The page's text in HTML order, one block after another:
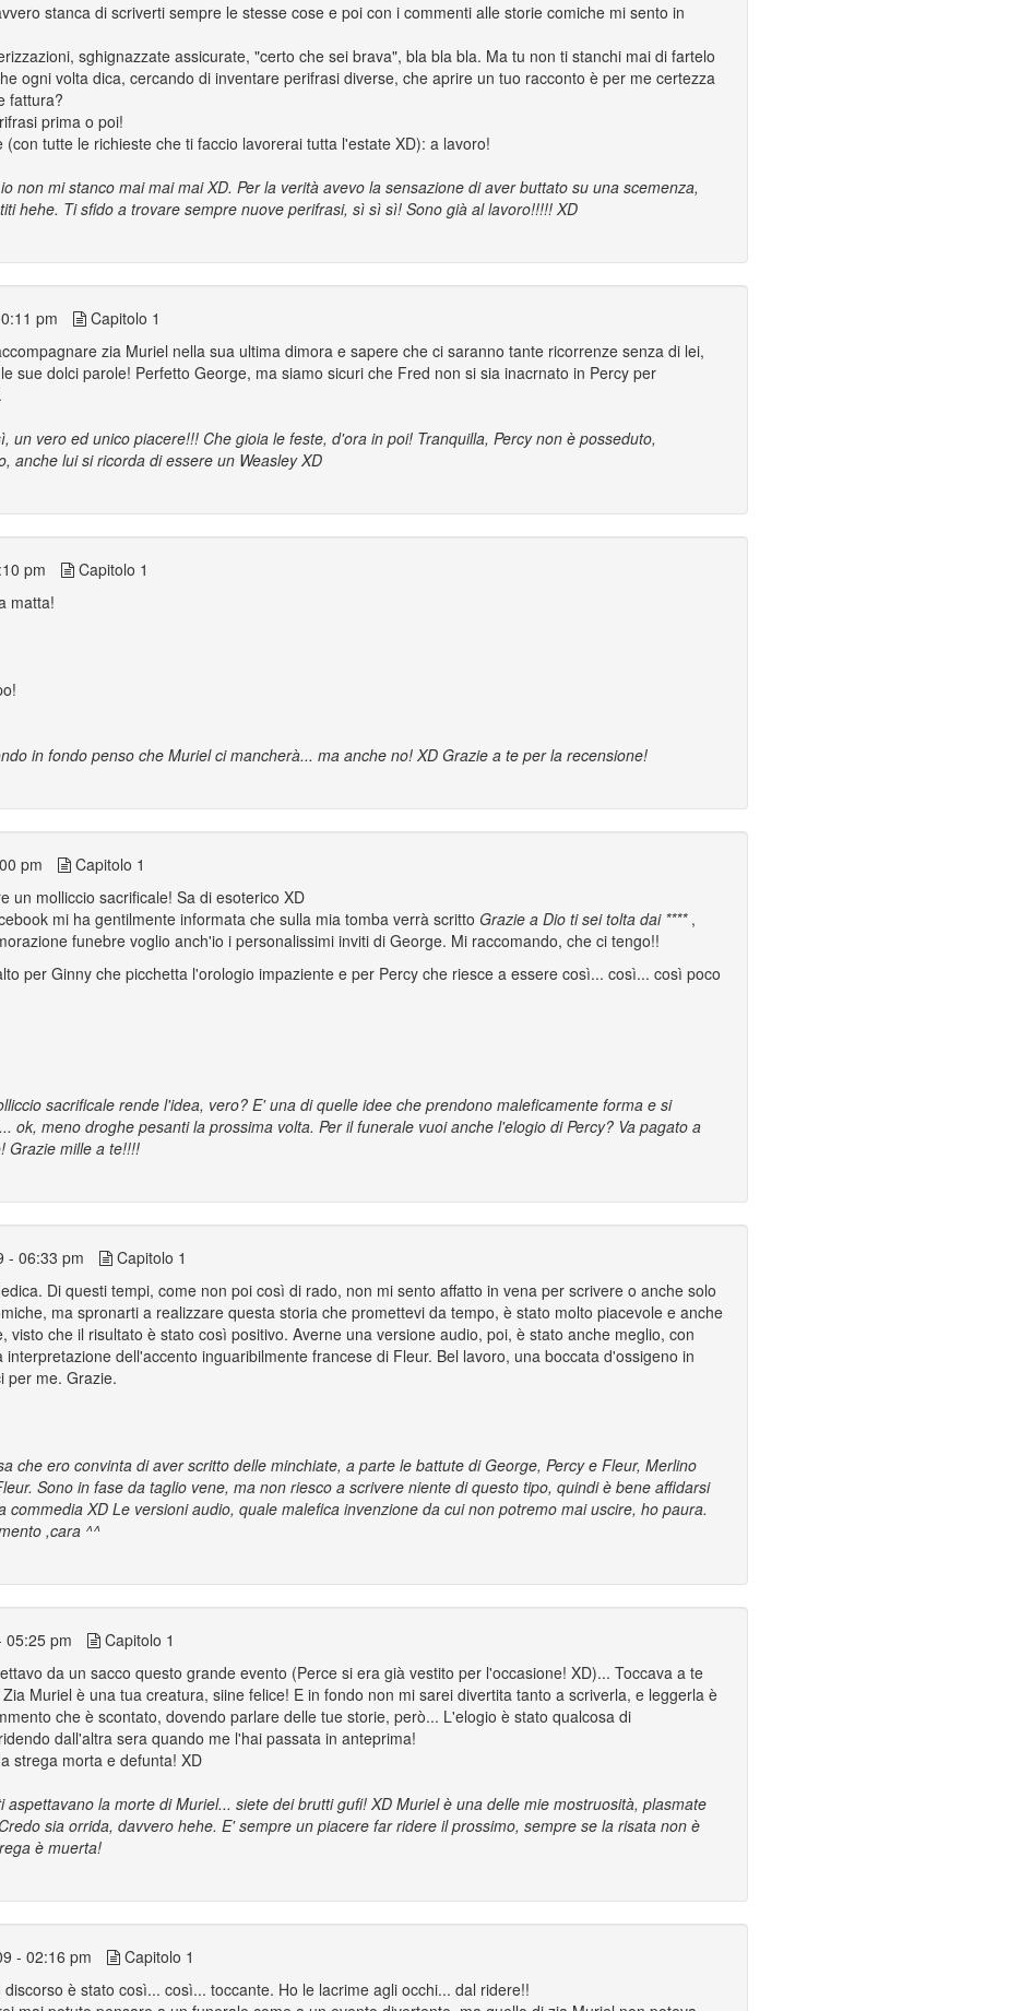
stanca di scriverti sempre le stesse cose e poi con i commenti alle storie comiche mi sento in
sghignazzate assicurate, "certo che sei brava", bla bla bla. Ma tu non ti stanchi mai di fartelo
ogni volta dica, cercando di inventare perifrasi diverse, che aprire un tuo racconto è per me certezza
fattura?
prima o poi!
tutte le richieste che ti faccio lavorerai tutta l'estate XD): a lavoro!
non mi stanco mai mai mai XD. Per la verità avevo la sensazione di aver buttato su una scemenza,
hehe. Ti sfido a trovare sempre nuove perifrasi, sì sì sì! Sono già al lavoro!!!!! XD
pm
Capitolo 1
zia Muriel nella sua ultima dimora e sapere che ci saranno tante ricorrenze senza di lei,
sue dolci parole! Perfetto George, ma siamo sicuri che Fred non si sia inacrnato in Percy per
un vero ed unico piacere!!! Che gioia le feste, d'ora in poi! Tranquilla, Percy non è posseduto,
anche lui si ricorda di essere un Weasley XD
pm
Capitolo 1
matta!
in fondo penso che Muriel ci mancherà... ma anche no! XD Grazie a te per la recensione!
pm
Capitolo 1
un molliccio sacrificale! Sa di esoterico XD
mi ha gentilmente informata che sulla mia tomba verrà scritto Grazie a Dio ti sei tolta dai **** ,
funebre voglio anch'io i personalissimi inviti di George. Mi raccomando, che ci tengo!!
per Ginny che picchetta l'orologio impaziente e per Percy che riesce a essere così... così... così poco
sacrificale rende l'idea, vero? E' una di quelle idee che prendono maleficamente forma e si
ok, meno droghe pesanti la prossima volta. Per il funerale vuoi anche l'elogio di Percy? Va pagato a
Grazie mille a te!!!!
- 06:33 pm
Capitolo 1
Di questi tempi, come non poi così di rado, non mi sento affatto in vena per scrivere o anche solo
ma spronarti a realizzare questa storia che promettevi da tempo, è stato molto piacevole e anche
visto che il risultato è stato così positivo. Averne una versione audio, poi, è stato anche meglio, con
dell'accento inguaribilmente francese di Fleur. Bel lavoro, una boccata d'ossigeno in
per me. Grazie.
che ero convinta di aver scritto delle minchiate, a parte le battute di George, Percy e Fleur, Merlino
Sono in fase da taglio vene, ma non riesco a scrivere niente di questo tipo, quindi è bene affidarsi
commedia XD Le versioni audio, quale malefica invenzione da cui non potremo mai uscire, ho paura.
,cara ^^
05:25 pm
Capitolo 1
da un sacco questo grande evento (Perce si era già vestito per l'occasione! XD)... Toccava a te
Muriel è una tua creatura, siine felice! E in fondo non mi sarei divertita tanto a scriverla, e leggerla è
che è scontato, dovendo parlare delle tue storie, però... L'elogio è stato qualcosa di
dall'altra sera quando me l'hai passata in anteprima!
strega morta e defunta! XD
aspettavano la morte di Muriel... siete dei brutti gufi! XD Muriel è una delle mie mostruosità, plasmate
sia orrida, davvero hehe. E' sempre un piacere far ridere il prossimo, sempre se la risata non è
è muerta!
- 02:16 pm
Capitolo 1
è stato così... così... toccante. Ho le lacrime agli occhi... dal ridere!!